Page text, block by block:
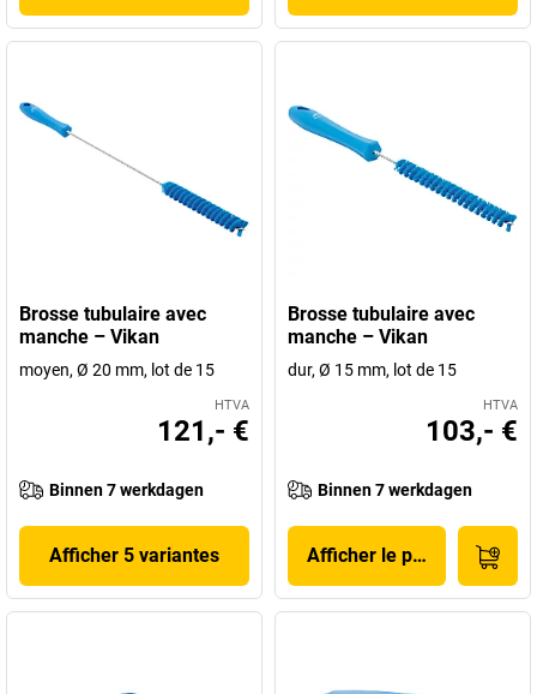
Brosse tubulaire avec
manche – Vikan
moyen, Ø 20 mm, lot de 15
HTVA
121,- €
Binnen 7 werkdagen
Afficher 5 variantes
Brosse tubulaire avec
manche – Vikan
dur, Ø 15 mm, lot de 15
HTVA
103,- €
Binnen 7 werkdagen
Afficher le produit